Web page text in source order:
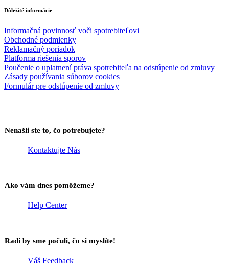
Dôležité informácie
Informačná povinnosť voči spotrebiteľovi
Obchodné podmienky
Reklamačný poriadok
Platforma riešenia sporov
Poučenie o uplatnení práva spotrebiteľa na odstúpenie od zmluvy
Zásady používania súborov cookies
Formulár pre odstúpenie od zmluvy
Nenašli ste to, čo potrebujete?
Kontaktujte Nás
Ako vám dnes pomôžeme?
Help Center
Radi by sme počuli, čo si myslíte!
Váš Feedback